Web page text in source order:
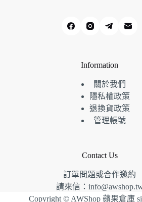
Information
關於我們
隱私權政策
退換貨政策
管理帳號
Contact Us
訂單問題或合作邀約
請來信：
Copyright © AWShop 蘋果倉庫